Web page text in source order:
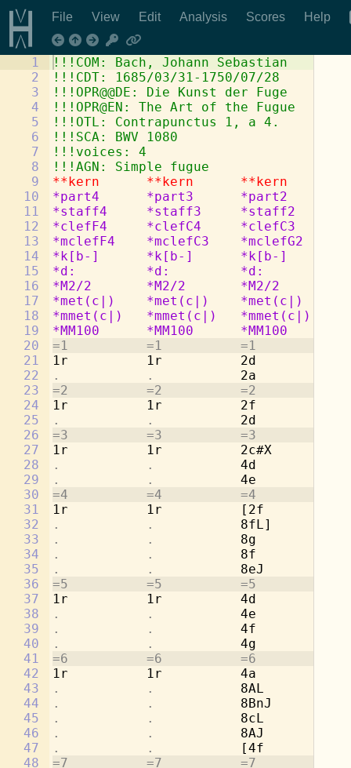
File View Edit Analysis Scores Help
1
2
3
4
5
6
7
8
9
10
11
12
13
14
15
16
17
18
19
20
21
22
23
24
25
26
27
28
29
30
31
32
33
34
35
36
37
38
39
40
41
42
43
44
45
46
47
48
!!!COM: Bach, Johann Sebastian
!!!CDT: 1685/03/31-1750/07/28
!!!OPR@@DE: Die Kunst der Fuge
!!!OPR@EN: The Art of the Fugue
!!!OTL: Contrapunctus 1, a 4.
!!!SCA: BWV 1080
!!!voices: 4
!!!AGN: Simple fugue
**kern
**kern **kern
*part4
*part3 *part2
*staff4
*staff3 *staff2
*clefF4
*clefC4 *clefC3
*mclefF4
*mclefC3 *mclefG2
*k[b-]
*k[b-] *k[b-]
*d:
*d: *d:
*M2/2
*M2/2 *M2/2
*met(c|)
*met(c|) *met(c|)
*mmet(c|)
*mmet(c|) *mmet(c|)
*MM100
*MM100 *MM100
=1          =1          =1          =1
1r          1r          2d          1r
.           . 2a
=2          =2          =2          =2
1r          1r          2f          1r
.           . 2d
=3          =3          =3          =3
1r          1r          2c#X        1r
.           . 4d
.           . 4e
=4          =4          =4          =4
1r          1r          [2f         1r
.           . 8fL]
.           . 8g
.           . 8f
.           . 8eJ
=5          =5          =5          =5
1r          1r          4d          2a
.           . 4e
.           . 4f
.           . 4g
=6          =6          =6          =6
1r          1r          4a
.           . 8AL
.           . 8BnJ
.           . 8cL         2a
.           . 8AJ
.           .
[4f
=7          =7          =7          =7